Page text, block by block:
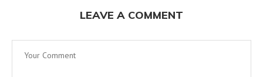
LEAVE A COMMENT